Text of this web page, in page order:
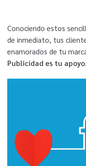
Conociendo estos
de inmediato, tus
enamorados de tu
Publicidad es tu apoyo.